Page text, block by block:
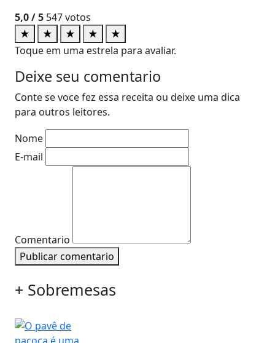
5,0/ 5 547votos
★
★ ★ ★
★
Toque em uma estrela para avaliar.
Deixe seu comentario
Conte se voce fez essa receita ou deixe uma dica
para outros leitores.
Nome
E-mail
Comentario
Publicar comentario
+ Sobremesas